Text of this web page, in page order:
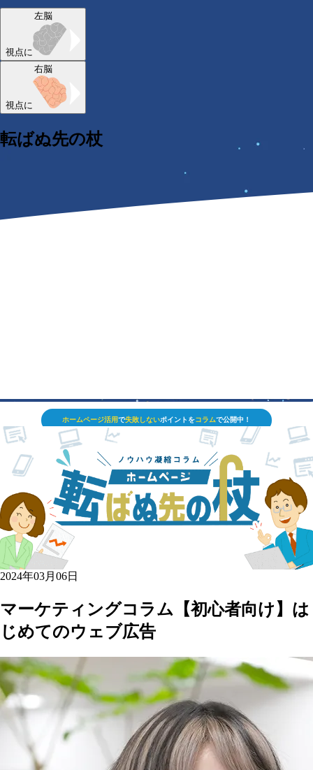
左脳
視点に
右脳
視点に
転ばぬ先の杖
ホームページ活用で失敗しないポイントをコラムで公開中！
2024年03月06日
マーケティングコラム 【初心者向け】は
じめてのウェブ広告